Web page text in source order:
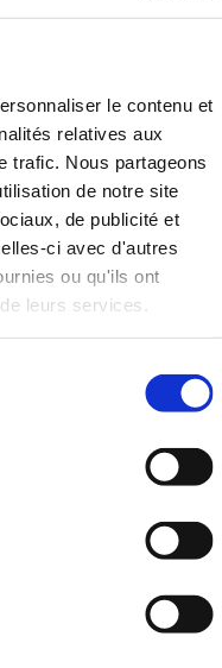
le contenu et
relatives aux
trafic. Nous partageons
de notre site
de publicité et
ci avec d'autres
ou qu'ils ont
leurs services.